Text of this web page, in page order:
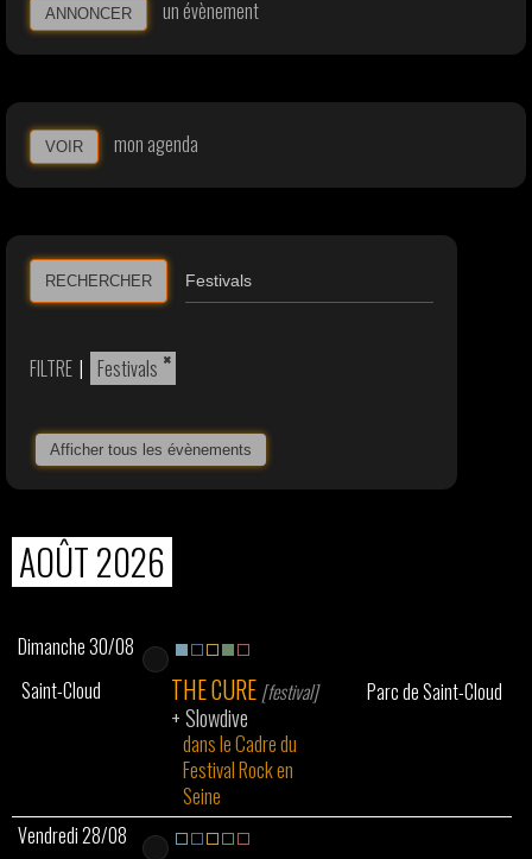
ANNONCER un évènement
VOIR mon agenda
RECHERCHER
FILTRE | ×
Festivals
Afficher tous les évènements
AOÛT 2026
Dimanche 30/08
Saint-Cloud
THE CURE [festival]
+Slowdive
dans le Cadre du
Festival Rock en
Seine
Parc de Saint-Cloud
Vendredi 28/08